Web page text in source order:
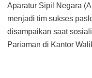
Aparatur Sipil Negara
menjadi tim sukses
disampaikan saat
Pariaman di Kantor